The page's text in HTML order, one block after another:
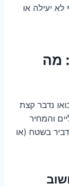
לא יעילה או
מה
נדבר קצת
והמחיר
בשטח (או